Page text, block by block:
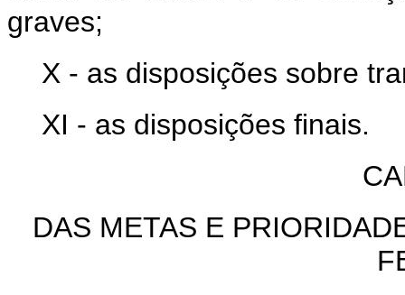
graves;
X - as disposições sobre
XI - as disposições finais.
DAS METAS E